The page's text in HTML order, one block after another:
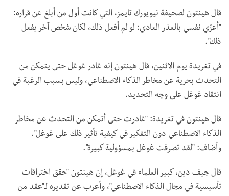
قال هينتون لصحيفة نيويورك تايمز، التي كانت أول من أبلغ عن قراره:
"أعزّي نفسي بالعذر العادي: لو لم أفعل ذلك، لكان شخص آخر يفعل
ذلك".
في تغريدة يوم الاثنين، قال هينتون إنه غادر غوغل حتى يتمكن من
التحدث بحرية عن مخاطر الذكاء الاصطناعي، وليس بسبب الرغبة في
انتقاد غوغل على وجه التحديد.
قال هينتون في تغريدة: "غادرت حتى أتمكن من التحدث عن مخاطر
الذكاء الاصطناعي دون التفكير في كيفية تأثير ذلك على غوغل".
وأضاف: "لقد تصرفت غوغل بمسؤولية كبيرة".
قال جيف دين، كبير العلماء في غوغل، إن هينتون "حقق اختراقات
تأسيسية في مجال الذكاء الاصطناعي"، وأعرب عن تقديره لـ"عقد من